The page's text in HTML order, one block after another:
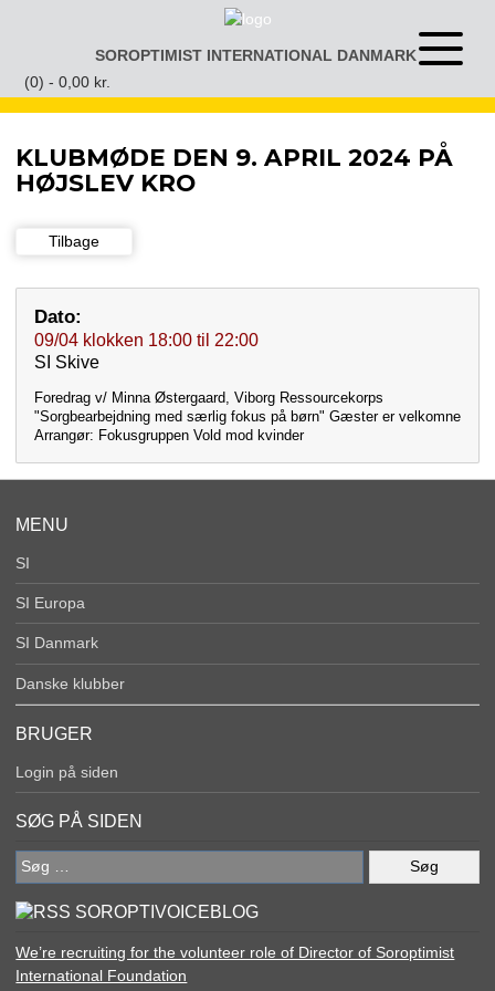
SOROPTIMIST INTERNATIONAL DANMARKÅben
menu
(0) - 0,00 kr.
KLUBMØDE DEN 9. APRIL 2024 PÅ
HØJSLEV KRO
Tilbage
Dato:
09/04 klokken 18:00 til 22:00
SI Skive
Foredrag v/ Minna Østergaard, Viborg Ressourcekorps
"Sorgbearbejdning med særlig fokus på børn" Gæster er velkomne
Arrangør: Fokusgruppen Vold mod kvinder
MENU
SI
SI Europa
SI Danmark
Danske klubber
BRUGER
Login på siden
SØG PÅ SIDEN
Søg
efter:
SOROPTIVOICEBLOG
We’re recruiting for the volunteer role of Director of Soroptimist
International Foundation